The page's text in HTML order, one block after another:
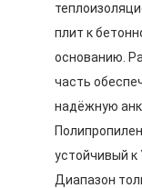
плит к
основанию.
часть
надёжную
устойчивый к
Диапазон